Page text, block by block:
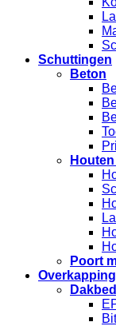
Schuttingen
Beton
Poort
Overkapping